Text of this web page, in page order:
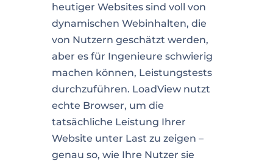
heutiger Websites sind voll von
dynamischen Webinhalten, die
von Nutzern geschätzt werden,
aber es für Ingenieure schwierig
machen können, Leistungstests
durchzuführen. LoadView nutzt
echte Browser, um die
tatsächliche Leistung Ihrer
Website unter Last zu zeigen –
genau so, wie Ihre Nutzer sie